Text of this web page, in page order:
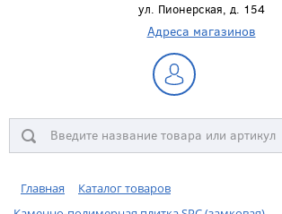
ул. Пионерская, д. 154
Адреса магазинов
Главная
Каталог товаров